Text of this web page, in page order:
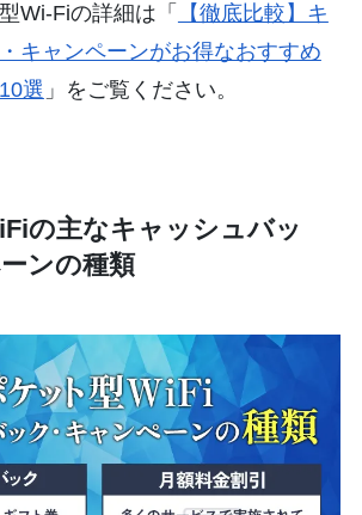
Wi-Fiの詳細は「
【徹底比較】キ
キャンペーンがお得なおすすめ
選 」をご覧ください。
の主なキャッシュバッ
ンの種類